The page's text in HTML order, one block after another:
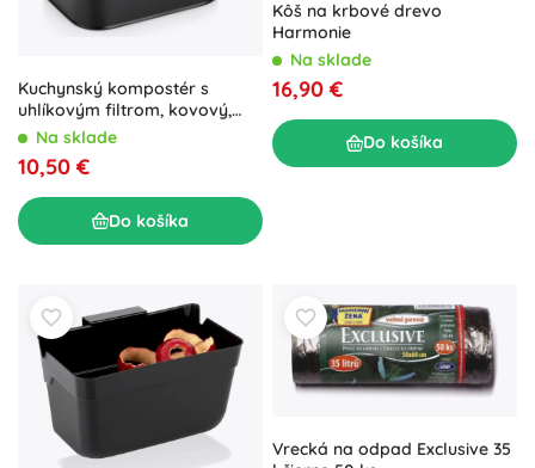
Kuchynský kompostér s
uhlíkovým filtrom, kovový,
čierny, 5 l
Na sklade
10,50 €
Do košíka
Kôš na krbové drevo
Harmonie
Na sklade
16,90 €
Do košíka
Vrecká na odpad Exclusive 35